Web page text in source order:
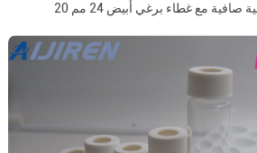
صافية مع غطاء برغي أبيض 24 مم